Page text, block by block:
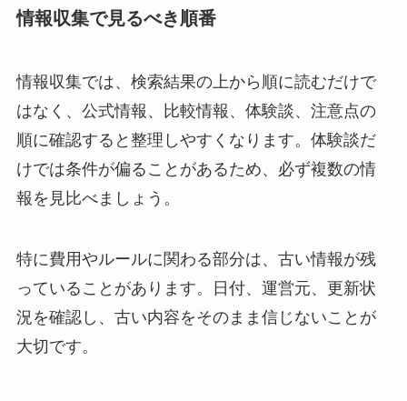
情報収集で見るべき順番
情報収集では、検索結果の上から順に読むだけで
はなく、公式情報、比較情報、体験談、注意点の
順に確認すると整理しやすくなります。体験談だ
けでは条件が偏ることがあるため、必ず複数の情
報を見比べましょう。
特に費用やルールに関わる部分は、古い情報が残
っていることがあります。日付、運営元、更新状
況を確認し、古い内容をそのまま信じないことが
大切です。